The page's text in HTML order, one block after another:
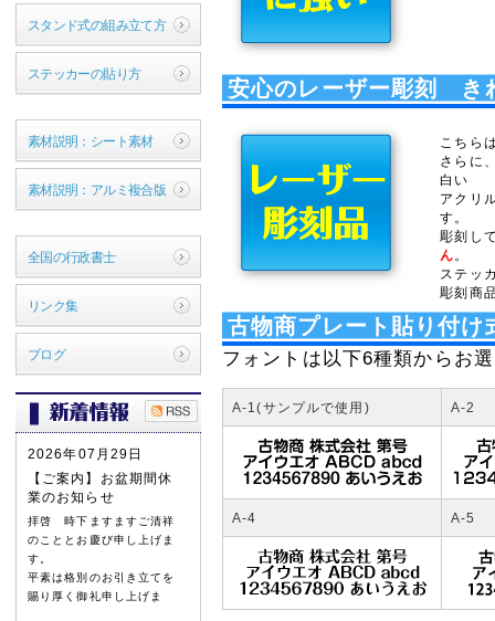
スタンド式の組み立て方
ステッカーの貼り方
素材説明：シート素材
素材説明：アルミ複合版
全国の行政書士
リンク集
ブログ
2026年07月29日
【ご案内】お盆期間休
業のお知らせ
拝啓 時下ますますご清祥
のこととお慶び申し上げま
す。
平素は格別のお引き立てを
賜り厚く御礼申し上げま
安心のレーザー彫刻 き
こちら
さらに
白い
アクリ
す。
彫刻し
ん 。
ステッ
彫刻商
古物商プレート貼り付け
フォントは以下6種類からお
A-1(サンプルで使用) A-2
A-4 A-5